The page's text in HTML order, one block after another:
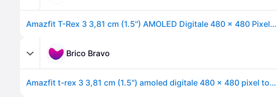
Amazfit T-Rex 3 3,81 cm (1.5'') AMOLED Digitale 480 x 480 Pixel Touch screen Acciaio inox GPS (satellitare)
Brico Bravo
Amazfit t-rex 3 3,81 cm (1.5") amoled digitale 480 x 480 pixel touch screen acciaio inox gps (satellitare) - TREX3GREY